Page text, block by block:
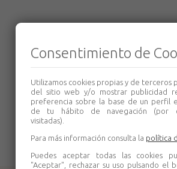
Consentimiento de
Utilizamos cookies propias y de terceros
del sitio web y/o mostrar publicidad
preferencia sobre la base de un perfil
de tu hábito de navegación (por
visitadas).
Para más información consulta la política
Puedes aceptar todas las cookies
"Aceptar", rechazar su uso pulsando el